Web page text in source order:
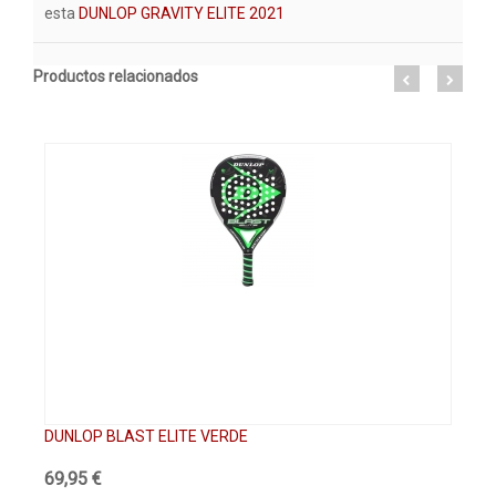
esta DUNLOP GRAVITY ELITE 2021
Productos relacionados
DUNLOP BLAST ELITE VERDE
69,95 €